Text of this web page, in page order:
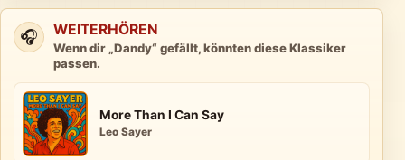
🎧 WEITERHÖREN
Wenn dir „Dandy“ gefällt, könnten diese Klassiker
passen.
More Than I Can Say
Leo Sayer